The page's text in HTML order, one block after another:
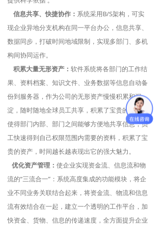
信息共享、快捷协作： 系统采用B/S架构，可实
现企业异地分支机构在同一平台办公，信息共享、
数据同步，打破时间地域限制，实现多部门、多机
构间协同运作。
积累大量无形资产： 软件系统将各部门的工作结
果、资料档案、知识文件、业务数据等信息自动备
份到服务器，作为公司的无形资产慢慢积累和沉
淀，随时随地全球员工共享，积累了宝贵的资产，
使得部门内部、部门之间能够方便地共享信息，员
工快速得到自己权限范围内需要的资料，积累了宝
贵的资产，时间越长越表现出它的强大魅力。
优化资产管理： 使企业实现资金流、信息流和物
流的“三流合一”：系统高度集成的功能模块，将企
业不同业务关联结合起来，将资金流、物流和信息
流有效结合在一起，建立一个透明的工作平台，加
快资金、货物、信息的传递速度，全方面提升企业